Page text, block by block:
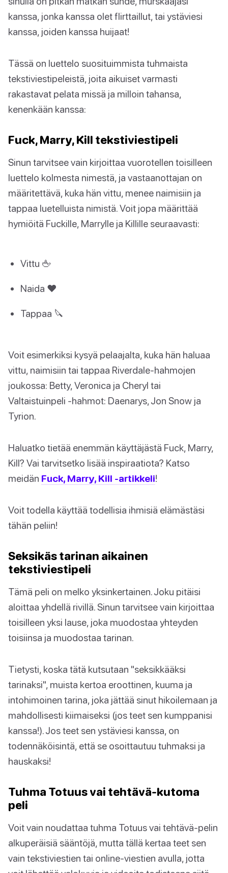
kanssa, jonka kanssa olet flirttaillut, tai ystäviesi
kanssa, joiden kanssa huijaat!
Tässä on luettelo suosituimmista tuhmaista
tekstiviestipeleistä, joita aikuiset varmasti
rakastavat pelata missä ja milloin tahansa,
kenenkään kanssa:
Fuck, Marry, Kill tekstiviestipeli
Sinun tarvitsee vain kirjoittaa vuorotellen toisilleen
luettelo kolmesta nimestä, ja vastaanottajan on
määritettävä, kuka hän vittu, menee naimisiin ja
tappaa luetelluista nimistä. Voit jopa määrittää
hymiöitä Fuckille, Marrylle ja Killille seuraavasti:
Vittu 🖕
Naida ❤️
Tappaa 🔪
Voit esimerkiksi kysyä pelaajalta, kuka hän haluaa
vittu, naimisiin tai tappaa Riverdale-hahmojen
joukossa: Betty, Veronica ja Cheryl tai
Valtaistuinpeli -hahmot: Daenarys, Jon Snow ja
Tyrion.
Haluatko tietää enemmän käyttäjästä Fuck, Marry,
Kill? Vai tarvitsetko lisää inspiraatiota? Katso
meidän Fuck, Marry, Kill -artikkeli!
Voit todella käyttää todellisia ihmisiä elämästäsi
tähän peliin!
Seksikäs tarinan aikainen
tekstiviestipeli
Tämä peli on melko yksinkertainen. Joku pitäisi
aloittaa yhdellä rivillä. Sinun tarvitsee vain kirjoittaa
toisilleen yksi lause, joka muodostaa yhteyden
toisiinsa ja muodostaa tarinan.
Tietysti, koska tätä kutsutaan "seksikkääksi
tarinaksi", muista kertoa eroottinen, kuuma ja
intohimoinen tarina, joka jättää sinut hikoilemaan ja
mahdollisesti kiimaiseksi (jos teet sen kumppanisi
kanssa!). Jos teet sen ystäviesi kanssa, on
todennäköisintä, että se osoittautuu tuhmaksi ja
hauskaksi!
Tuhma Totuus vai tehtävä-kutoma
peli
Voit vain noudattaa tuhma Totuus vai tehtävä-pelin
alkuperäisiä sääntöjä, mutta tällä kertaa teet sen
vain tekstiviestien tai online-viestien avulla, jotta